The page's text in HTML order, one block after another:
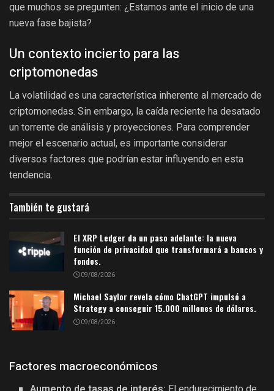
que muchos se pregunten: ¿Estamos ante el inicio de una
nueva fase bajista?
Un contexto incierto para las
criptomonedas
La volatilidad es una característica inherente al mercado de
criptomonedas. Sin embargo, la caída reciente ha desatado
un torrente de análisis y proyecciones. Para comprender
mejor el escenario actual, es importante considerar
diversos factores que podrían estar influyendo en esta
tendencia.
También te gustará
El XRP Ledger da un paso adelante: la nueva
función de privacidad que transformará a bancos y
fondos.
09/08/2026
Michael Saylor revela cómo ChatGPT impulsó a
Strategy a conseguir 15.000 millones de dólares.
09/08/2026
Factores macroeconómicos